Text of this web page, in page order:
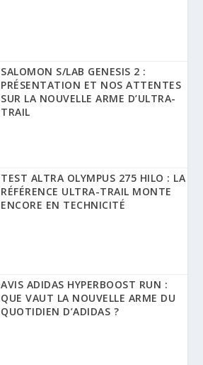
SALOMON S/LAB GENESIS 2 :
PRÉSENTATION ET NOS ATTENTES
SUR LA NOUVELLE ARME D’ULTRA-
TRAIL
TEST ALTRA OLYMPUS 275 HILO : LA
RÉFÉRENCE ULTRA-TRAIL MONTE
ENCORE EN TECHNICITÉ
AVIS ADIDAS HYPERBOOST RUN :
QUE VAUT LA NOUVELLE ARME DU
QUOTIDIEN D’ADIDAS ?